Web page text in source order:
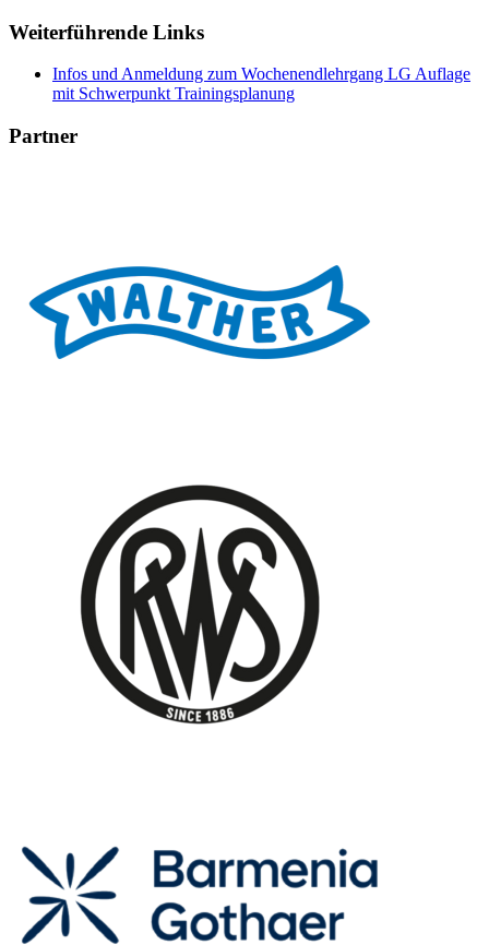
Weiterführende Links
Infos und Anmeldung zum Wochenendlehrgang LG Auflage
mit Schwerpunkt Trainingsplanung
Partner